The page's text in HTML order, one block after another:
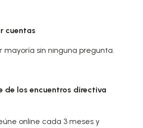
cuentas
mayoría sin ninguna pregunta.
de los encuentros directiva
online cada 3 meses y